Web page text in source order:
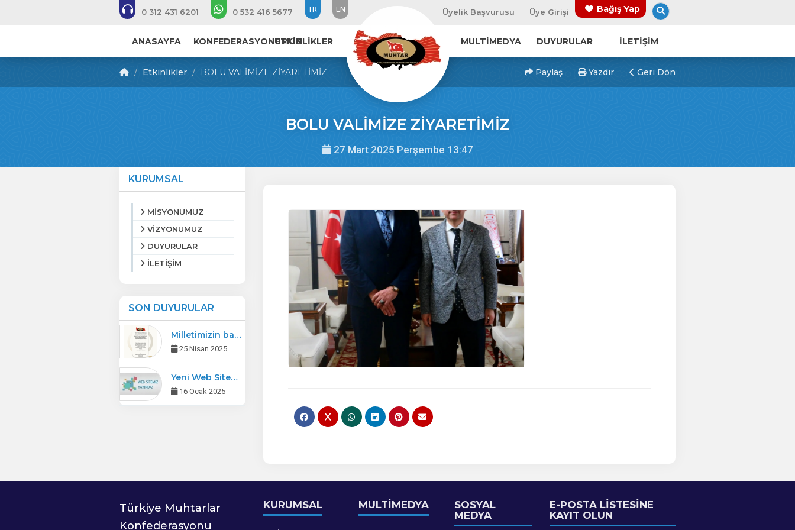
0 312 431 6201 0 532 416 5677 TR EN Üyelik Başvurusu Üye Girişi Bağış Yap
ANASAYFA KONFEDERASYONUMUZETKİNLİKLER MULTİMEDYA DUYURULAR İLETİŞİM
Etkinlikler BOLU VALİMİZE ZİYARETİMİZ Paylaş Yazdır Geri Dön
BOLU VALİMİZE ZİYARETİMİZ
27 Mart 2025 Perşembe 13:47
KURUMSAL
MİSYONUMUZ
VİZYONUMUZ
DUYURULAR
İLETİŞİM
SON DUYURULAR
Milletimizin başı sağ olsun.
25 Nisan 2025
Yeni Web Sitemiz Yayında
16 Ocak 2025
Türkiye Muhtarlar
Konfederasyonu
KURUMSAL MULTİMEDYA
SOSYAL
MEDYA
E-POSTA LİSTESİNE
KAYIT OLUN